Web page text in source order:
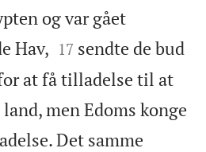
og var gået
Hav, 

17 sendte de bud
at få tilladelse til at
men Edoms konge
Det samme